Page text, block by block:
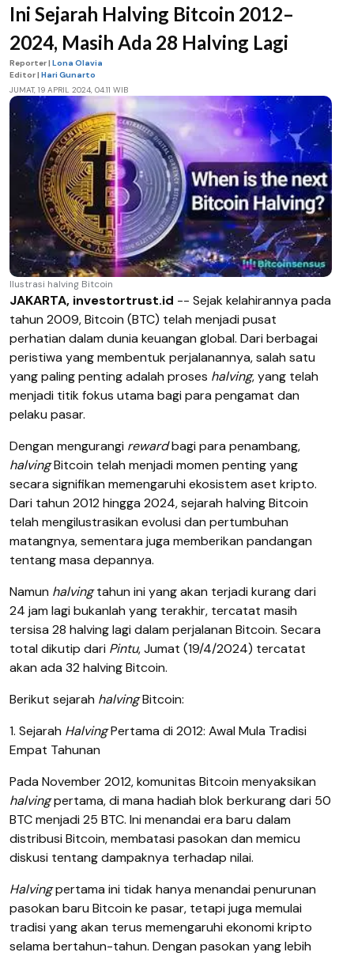
Ini Sejarah Halving Bitcoin 2012–
2024, Masih Ada 28 Halving Lagi
Reporter | Lona Olavia
Editor | Hari Gunarto
JUMAT, 19 APRIL 2024, 04.11 WIB
Ilustrasi halving Bitcoin
JAKARTA, investortrust.id -- Sejak kelahirannya pada
tahun 2009, Bitcoin (BTC) telah menjadi pusat
perhatian dalam dunia keuangan global. Dari berbagai
peristiwa yang membentuk perjalanannya, salah satu
yang paling penting adalah proses halving, yang telah
menjadi titik fokus utama bagi para pengamat dan
pelaku pasar.
Dengan mengurangi rewardbagi para penambang,
halvingBitcoin telah menjadi momen penting yang
secara signifikan memengaruhi ekosistem aset kripto.
Dari tahun 2012 hingga 2024, sejarah halving Bitcoin
telah mengilustrasikan evolusi dan pertumbuhan
matangnya, sementara juga memberikan pandangan
tentang masa depannya.
Namun halvingtahun ini yang akan terjadi kurang dari
24 jam lagi bukanlah yang terakhir, tercatat masih
tersisa 28 halving lagi dalam perjalanan Bitcoin. Secara
total dikutip dari Pintu, Jumat (19/4/2024) tercatat
akan ada 32 halving Bitcoin.
Berikut sejarah halvingBitcoin:
1. Sejarah HalvingPertama di 2012: Awal Mula Tradisi
Empat Tahunan
Pada November 2012, komunitas Bitcoin menyaksikan
halvingpertama, di mana hadiah blok berkurang dari 50
BTC menjadi 25 BTC. Ini menandai era baru dalam
distribusi Bitcoin, membatasi pasokan dan memicu
diskusi tentang dampaknya terhadap nilai.
Halvingpertama ini tidak hanya menandai penurunan
pasokan baru Bitcoin ke pasar, tetapi juga memulai
tradisi yang akan terus memengaruhi ekonomi kripto
selama bertahun-tahun. Dengan pasokan yang lebih